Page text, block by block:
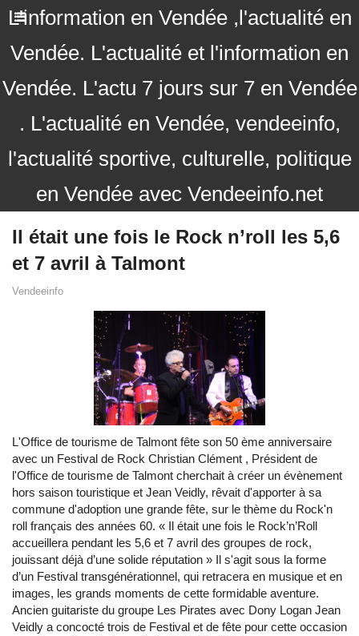
L'information en Vendée ,l'actualité en
Vendée. L'actualité et l'information en
Vendée. L'actu 7 jours sur 7 en Vendée
. L'actualité en Vendée, vendeeinfo,
l'actualité sportive, culturelle, politique
en Vendée avec Vendeeinfo.net
Il était une fois le Rock n’roll les 5,6
et 7 avril à Talmont
Vendeeinfo
L'Office de tourisme de Talmont fête son 50 ème anniversaire
avec un Festival de Rock Christian Clément , Président de
l'Office de tourisme de Talmont cherchait à créer un évènement
hors saison touristique et Jean Veidly, rêvait d'apporter à sa
commune d'adoption une grande fête, sur le thème du Rock'n
roll français des années 60. « Il était une fois le Rock’n’Roll
accueillera pendant les 5,6 et 7 avril des groupes de rock,
jouissant déjà d’une solide réputation » Il s'agit sous la forme
d’un Festival transgénérationnel, qui retracera en musique et en
images, les grands moments de cette formidable aventure.
Ancien guitariste du groupe Les Pirates avec Dony Logan Jean
Veidly a concocté trois de Festival et de fête pour cette occasion